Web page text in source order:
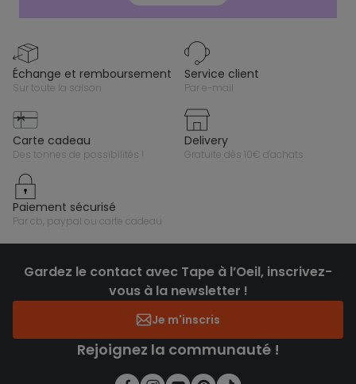
échange et remboursement
sur toute la saison
service client
par e-mail
carte cadeau
des tonnes de possibilités !
delivery
gratuite dès 10€ d'achats
paiement sécurisé
par cb, paypal ou carte cadeau
Gardez le contact avec Tape à l’Oeil, inscrivez-
vous à la newsletter !
Je m'inscris
Rejoignez la communauté !